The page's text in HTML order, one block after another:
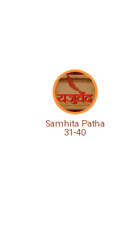
Samhita Patha
31-40